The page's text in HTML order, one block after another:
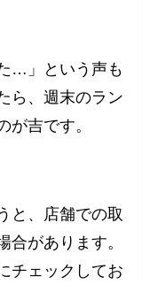
…」という声も
ら、週末のラン
が吉です。
と、店舗での取
合があります。
チェックしてお